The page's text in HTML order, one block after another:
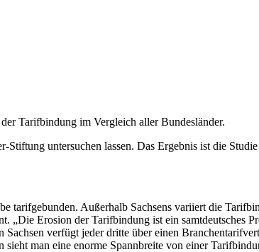
Tarifbindung im Vergleich aller Bundesländer.
untersuchen lassen. Das Ergebnis ist die
tarifgebunden. Außerhalb Sachsens variiert die
Erosion der Tarifbindung ist ein samtdeutsches
verfügt jeder dritte über einen
man eine enorme Spannbreite von einer